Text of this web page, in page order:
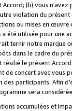
(b) vous
violation du
ou mises en
été utilisée pour une
ternir notre marque
dans le cadre du
résilié le présent
concert avec vous
participants. Afin
sera
accumulées et